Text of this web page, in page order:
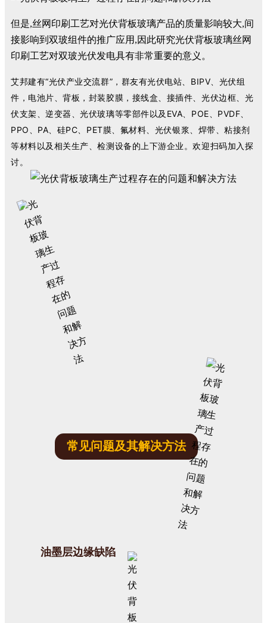
但是,丝网印刷工艺对光伏背板玻璃产品的质量影响较大,间
接影响到双玻组件的推广应用,因此研究光伏背板玻璃丝网
印刷工艺对双玻光伏发电具有非常重要的意义。
艾邦建有“光伏产业交流群”，群友有光伏电站、BIPV、光伏组
件，电池片、背板，封装胶膜，接线盒、接插件、光伏边框、光
伏支架、逆变器、光伏玻璃等零部件以及EVA、POE、PVDF、
PPO、PA、硅PC、PET膜、氟材料、光伏银浆、焊带、粘接剂
等材料以及相关生产、检测设备的上下游企业。欢迎扫码加入探
讨。
常见问题及其解决方法
油墨层边缘缺陷